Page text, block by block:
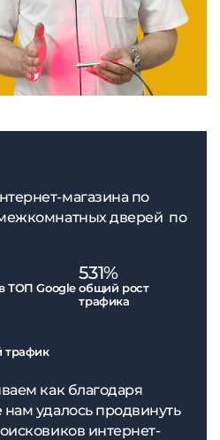
магазина по
дверей по
ТОП Google
531%
общий рост
трафика
трафик
как благодаря
удалось продвинуть
интернет-